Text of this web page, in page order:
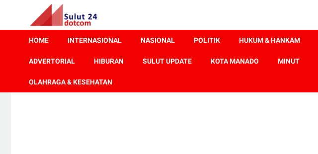
HOME INTERNASIONAL NASIONAL POLITIK HUKUM & HANKAM
ADVERTORIAL HIBURAN SULUT UPDATE KOTA MANADO MINUT
OLAHRAGA & KESEHATAN